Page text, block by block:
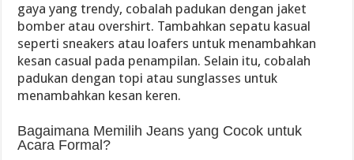
gaya yang trendy, cobalah padukan dengan jaket
bomber atau overshirt. Tambahkan sepatu kasual
seperti sneakers atau loafers untuk menambahkan
kesan casual pada penampilan. Selain itu, cobalah
padukan dengan topi atau sunglasses untuk
menambahkan kesan keren.
Bagaimana Memilih Jeans yang Cocok untuk
Acara Formal?